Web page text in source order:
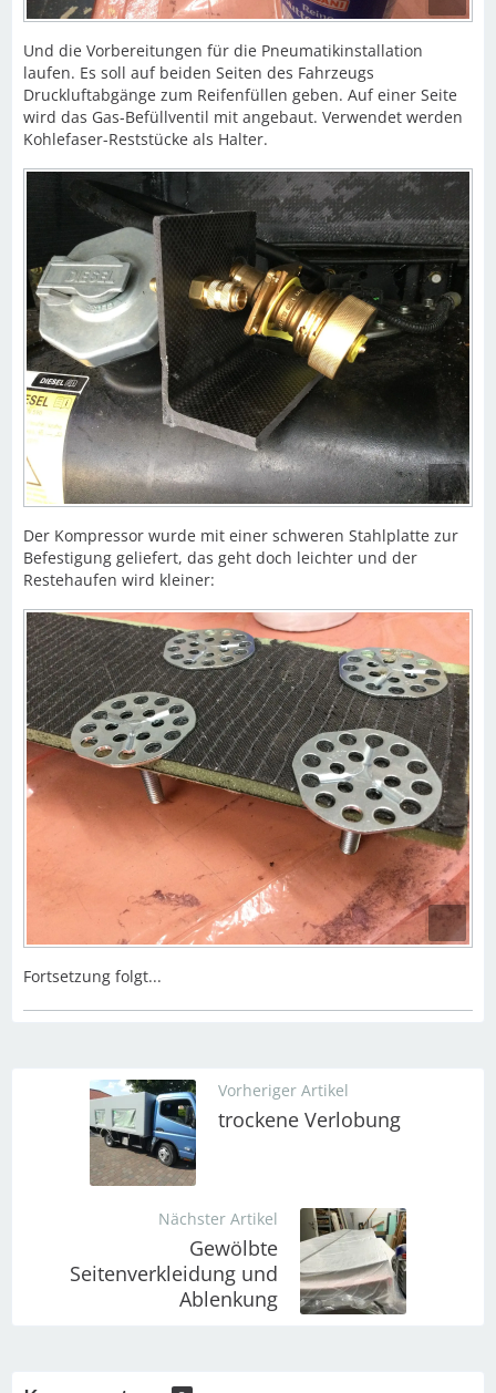
Und die Vorbereitungen für die Pneumatikinstallation
laufen. Es soll auf beiden Seiten des Fahrzeugs
Druckluftabgänge zum Reifenfüllen geben. Auf einer Seite
wird das Gas-Befüllventil mit angebaut. Verwendet werden
Kohlefaser-Reststücke als Halter.
Der Kompressor wurde mit einer schweren Stahlplatte zur
Befestigung geliefert, das geht doch leichter und der
Restehaufen wird kleiner:
Fortsetzung folgt...
Vorheriger Artikel
trockene Verlobung
Nächster Artikel
Gewölbte
Seitenverkleidung und
Ablenkung